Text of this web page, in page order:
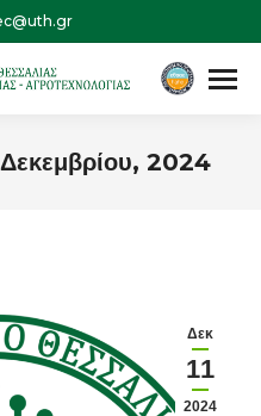
Δεκεμβρίου, 2024
Δεκ
11
2024